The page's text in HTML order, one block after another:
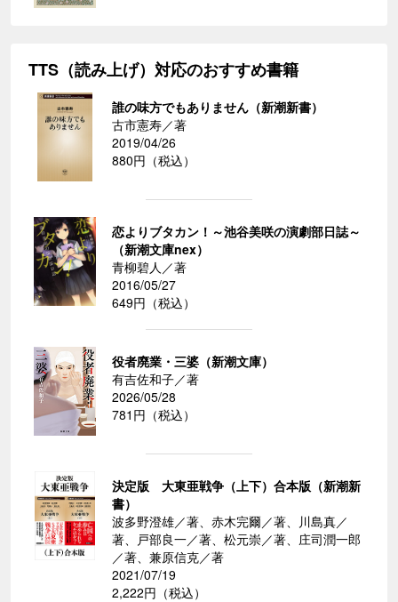
TTS（読み上げ）対応のおすすめ書籍
誰の味方でもありません（新潮新書）
古市憲寿／著
2019/04/26
880円（税込）
恋よりブタカン！～池谷美咲の演劇部日誌～
（新潮文庫nex）
青柳碧人／著
2016/05/27
649円（税込）
役者廃業・三婆（新潮文庫）
有吉佐和子／著
2026/05/28
781円（税込）
決定版 大東亜戦争（上下）合本版（新潮新
書）
波多野澄雄／著、赤木完爾／著、川島真／
著、戸部良一／著、松元崇／著、庄司潤一郎
／著、兼原信克／著
2021/07/19
2,222円（税込）